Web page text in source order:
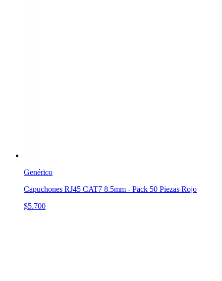
Genérico
Capuchones RJ45 CAT7 8.5mm - Pack 50 Piezas Rojo
$5.700